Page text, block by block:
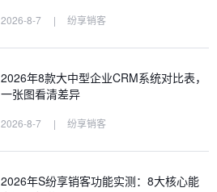
2026-8-7 | 纷享销客
2026年8款大中型企业CRM系统对比表，
一张图看清差异
2026-8-7 | 纷享销客
2026年S纷享销客功能实测：8大核心能